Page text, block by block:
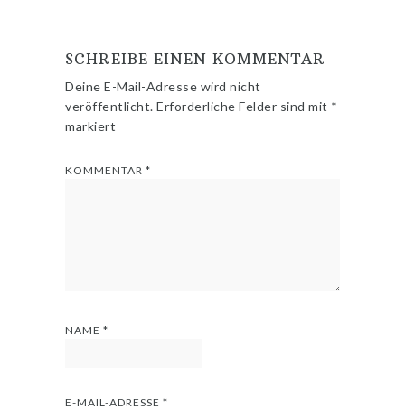
SCHREIBE EINEN KOMMENTAR
Deine E-Mail-Adresse wird nicht
veröffentlicht. Erforderliche Felder sind mit *
markiert
KOMMENTAR*
NAME*
E-MAIL-ADRESSE*